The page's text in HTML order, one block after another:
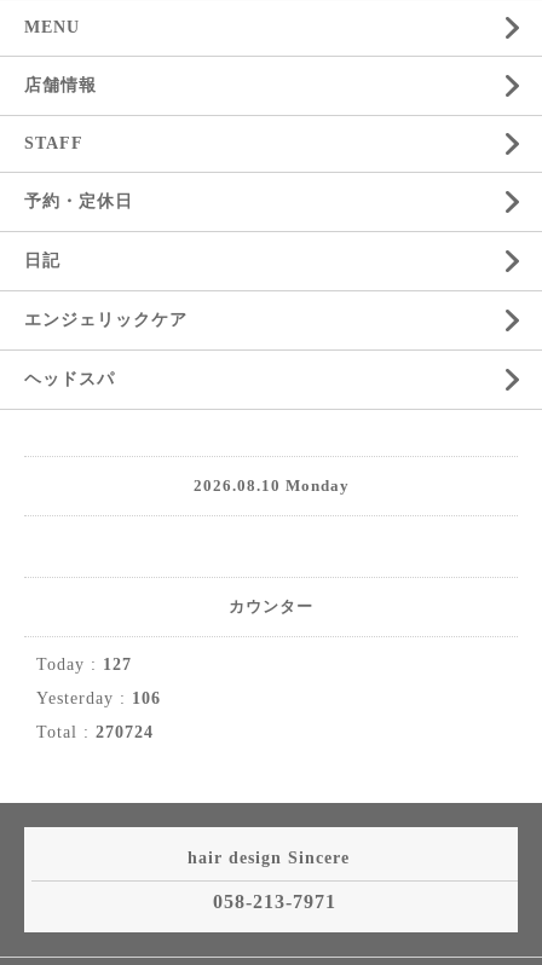
MENU
店舗情報
STAFF
予約・定休日
日記
エンジェリックケア
ヘッドスパ
2026.08.10 Monday
カウンター
Today : 127
Yesterday : 106
Total : 270724
hair design Sincere
058-213-7971